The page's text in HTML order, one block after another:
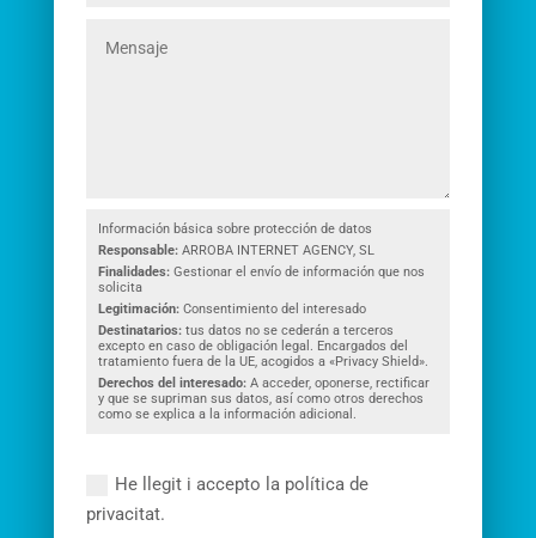
Información básica sobre protección de datos
Responsable: ARROBA INTERNET AGENCY, SL
Finalidades: Gestionar el envío de información que nos
solicita
Legitimación: Consentimiento del interesado
Destinatarios: tus datos no se cederán a terceros
excepto en caso de obligación legal. Encargados del
tratamiento fuera de la UE, acogidos a «Privacy Shield».
Derechos del interesado: A acceder, oponerse, rectificar
y que se supriman sus datos, así como otros derechos
como se explica a la información adicional.
He llegit i accepto la política de
privacitat.